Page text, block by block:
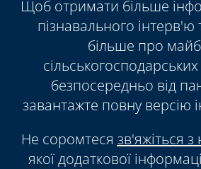
Щоб отримати більше
пізнавального інтерв'ю
більше про
безпосередньо від
завантажте повну версію
Не соромтеся зв'яжіться
якої додаткової